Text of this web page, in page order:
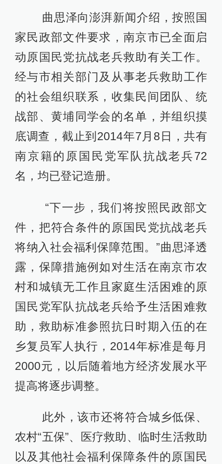
曲思泽向澎湃新闻介绍，按照国
家民政部文件要求，南京市已全面启
动原国民党抗战老兵救助有关工作。
经与市相关部门及从事老兵救助工作
的社会组织联系，收集民间团队、统
战部、黄埔同学会的名单，并组织摸
底调查，截止到2014年7月8日，共有
南京籍的原国民党军队抗战老兵72
名，均已登记造册。
“下一步，我们将按照民政部文
件，把符合条件的原国民党抗战老兵
将纳入社会福利保障范围。”曲思泽透
露，保障措施例如对生活在南京市农
村和城镇无工作且家庭生活困难的原
国民党军队抗战老兵给予生活困难救
助，救助标准参照抗日时期入伍的在
乡复员军人执行，2014年标准是每月
2000元，以后随着地方经济发展水平
提高将逐步调整。
此外，该市还将符合城乡低保、
农村“五保”、医疗救助、临时生活救助
以及其他社会福利保障条件的原国民